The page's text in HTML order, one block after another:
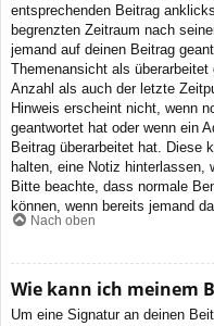
entsprechenden Beitrag
begrenzten Zeitraum nach
jemand auf deinen Beitrag
Themenansicht als
Anzahl als auch der letzte
Hinweis erscheint nicht, wenn
geantwortet hat oder wenn ein
Beitrag überarbeitet hat. Diese
halten, eine Notiz hinterlassen,
Bitte beachte, dass normale
können, wenn bereits jemand
Nach oben
Wie kann ich meinem
Um eine Signatur an deinen